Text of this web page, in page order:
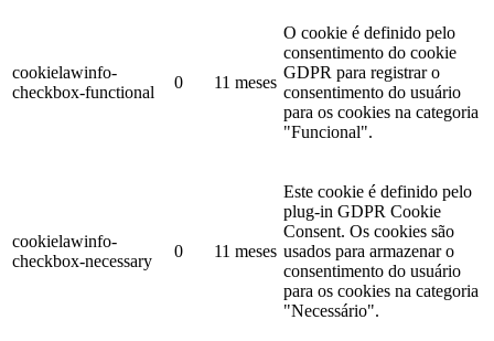
cookielawinfo-
checkbox-functional
0 11 meses
O cookie é definido pelo
consentimento do cookie
GDPR para registrar o
consentimento do usuário
para os cookies na categoria
"Funcional".
cookielawinfo-
checkbox-necessary
0 11 meses
Este cookie é definido pelo
plug-in GDPR Cookie
Consent. Os cookies são
usados ​​para armazenar o
consentimento do usuário
para os cookies na categoria
"Necessário".